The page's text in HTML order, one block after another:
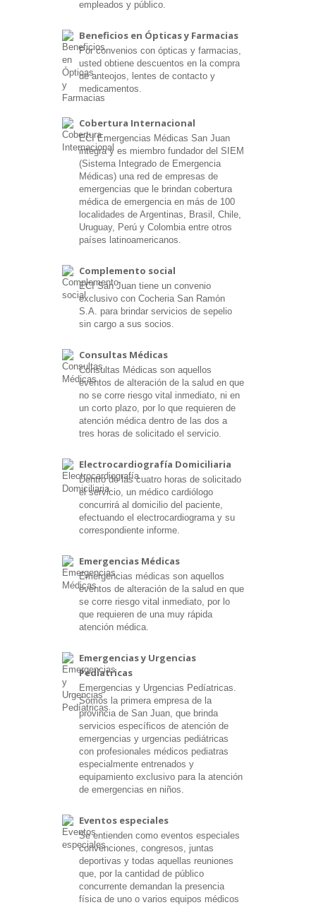
empleados y público.
Beneficios en Ópticas y Farmacias
Por convenios con ópticas y farmacias,
usted obtiene descuentos en la compra
de anteojos, lentes de contacto y
medicamentos.
Cobertura Internacional
ECI Emergencias Médicas San Juan
integra y es miembro fundador del SIEM
(Sistema Integrado de Emergencia
Médicas) una red de empresas de
emergencias que le brindan cobertura
médica de emergencia en más de 100
localidades de Argentinas, Brasil, Chile,
Uruguay, Perú y Colombia entre otros
países latinoamericanos.
Complemento social
ECI San Juan tiene un convenio
exclusivo con Cocheria San Ramón
S.A. para brindar servicios de sepelio
sin cargo a sus socios.
Consultas Médicas
Consultas Médicas son aquellos
eventos de alteración de la salud en que
no se corre riesgo vital inmediato, ni en
un corto plazo, por lo que requieren de
atención médica dentro de las dos a
tres horas de solicitado el servicio.
Electrocardiografía Domiciliaria
Dentro de las cuatro horas de solicitado
el servicio, un médico cardiólogo
concurrirá al domicilio del paciente,
efectuando el electrocardiograma y su
correspondiente informe.
Emergencias Médicas
Emergencias médicas son aquellos
eventos de alteración de la salud en que
se corre riesgo vital inmediato, por lo
que requieren de una muy rápida
atención médica.
Emergencias y Urgencias
Pedíatricas
Emergencias y Urgencias Pedíatricas.
Somos la primera empresa de la
provincia de San Juan, que brinda
servicios específicos de atención de
emergencias y urgencias pediátricas
con profesionales médicos pediatras
especialmente entrenados y
equipamiento exclusivo para la atención
de emergencias en niños.
Eventos especiales
Se entienden como eventos especiales
convenciones, congresos, juntas
deportivas y todas aquellas reuniones
que, por la cantidad de público
concurrente demandan la presencia
física de uno o varios equipos médicos